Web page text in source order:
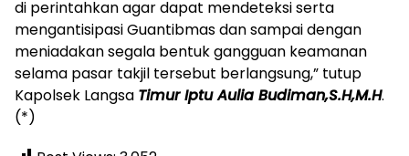
di perintahkan agar dapat mendeteksi serta
mengantisipasi Guantibmas dan sampai dengan
meniadakan segala bentuk gangguan keamanan
selama pasar takjil tersebut berlangsung,” tutup
Kapolsek Langsa Timur Iptu Aulia Budiman,S.H,M.H.
(*)